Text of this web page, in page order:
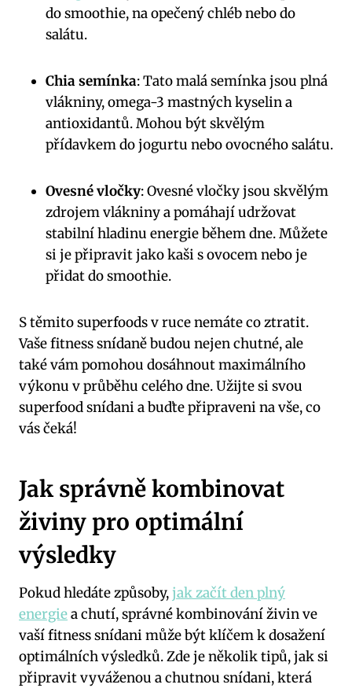
do smoothie, na opečený chléb nebo do
salátu.
Chia semínka: Tato malá semínka jsou plná
vlákniny, omega-3 mastných kyselin a
antioxidantů. Mohou být skvělým
přídavkem do jogurtu nebo ovocného salátu.
Ovesné vločky: Ovesné vločky jsou skvělým
zdrojem vlákniny a pomáhají udržovat
stabilní hladinu energie během dne. Můžete
si je připravit jako kaši s ovocem nebo je
přidat do smoothie.
S těmito superfoods v ruce nemáte co ztratit.
Vaše fitness snídaně budou nejen chutné, ale
také vám pomohou dosáhnout maximálního
výkonu v průběhu celého dne. Užijte si svou
superfood snídani a buďte připraveni na vše, co
vás čeká!
Jak správně kombinovat
živiny pro optimální
výsledky
Pokud hledáte způsoby,jak začít den plný
energiea chutí, správné kombinování živin ve
vaší fitness snídani může být klíčem k dosažení
optimálních výsledků. Zde je několik tipů, jak si
připravit vyváženou a chutnou snídani, která